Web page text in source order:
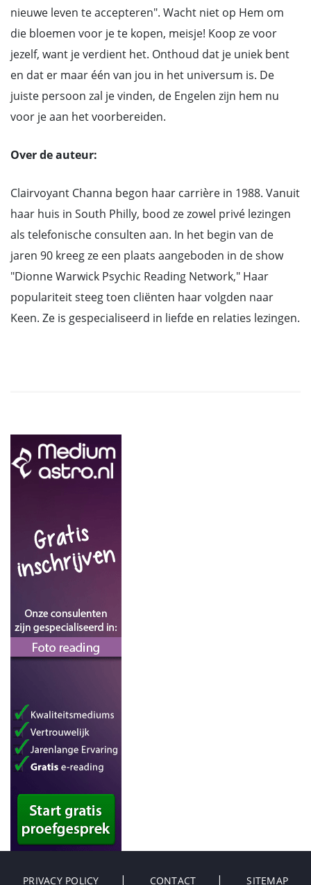
nieuwe leven te accepteren". Wacht niet op Hem om
die bloemen voor je te kopen, meisje! Koop ze voor
jezelf, want je verdient het. Onthoud dat je uniek bent
en dat er maar één van jou in het universum is. De
juiste persoon zal je vinden, de Engelen zijn hem nu
voor je aan het voorbereiden.
Over de auteur:
Clairvoyant Channa begon haar carrière in 1988. Vanuit
haar huis in South Philly, bood ze zowel privé lezingen
als telefonische consulten aan. In het begin van de
jaren 90 kreeg ze een plaats aangeboden in de show
"Dionne Warwick Psychic Reading Network," Haar
populariteit steeg toen cliënten haar volgden naar
Keen. Ze is gespecialiseerd in liefde en relaties lezingen.
PRIVACY POLICY CONTACT SITEMAP